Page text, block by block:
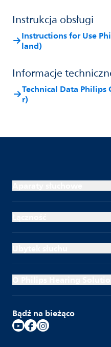
Instrukcja obsługi
Instructions for Use
land)
Informacje
Technical Data Philips
r)
Bądź na bieżąco